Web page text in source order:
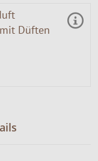
Düften